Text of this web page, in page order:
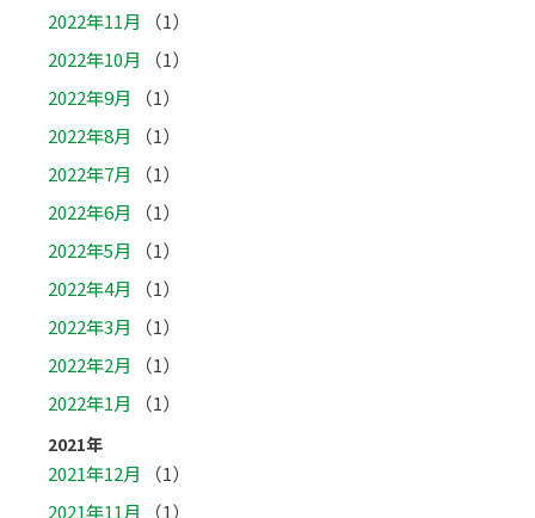
2022年11月
（1）
2022年10月
（1）
2022年9月
（1）
2022年8月
（1）
2022年7月
（1）
2022年6月
（1）
2022年5月
（1）
2022年4月
（1）
2022年3月
（1）
2022年2月
（1）
2022年1月
（1）
2021年
2021年12月
（1）
2021年11月
（1）